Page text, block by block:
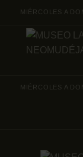
MIÉRCOLES A
MIÉRCOLES A